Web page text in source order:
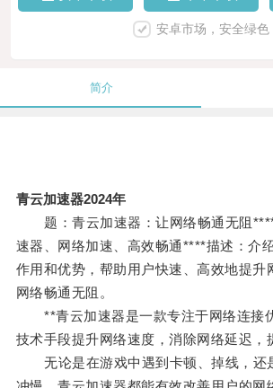
安卓市场，安全绿色
简介
青云加速器2024年
题：青云加速器：让网络畅通无阻
速器、网络加速、高效畅通****描述：介
作用和优势，帮助用户快速、高效地提升
网络畅通无阻。
**青云加速器是一款专注于网络连接
技术手段提升网络速度，消除网络延迟，
无论是在游戏中遇到卡顿、掉线，还